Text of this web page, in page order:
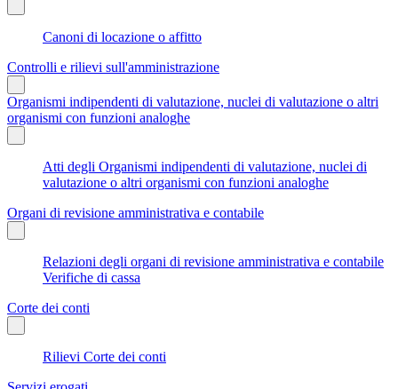
Canoni di locazione o affitto
Controlli e rilievi sull'amministrazione
Organismi indipendenti di valutazione, nuclei di valutazione o altri
organismi con funzioni analoghe
Atti degli Organismi indipendenti di valutazione, nuclei di
valutazione o altri organismi con funzioni analoghe
Organi di revisione amministrativa e contabile
Relazioni degli organi di revisione amministrativa e contabile
Verifiche di cassa
Corte dei conti
Rilievi Corte dei conti